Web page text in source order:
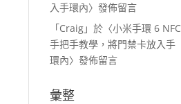
入手環內〉發佈留言
「Craig 」於〈小米手環 6 NFC
手把手教學，將門禁卡放入手
環內〉發佈留言
彙整